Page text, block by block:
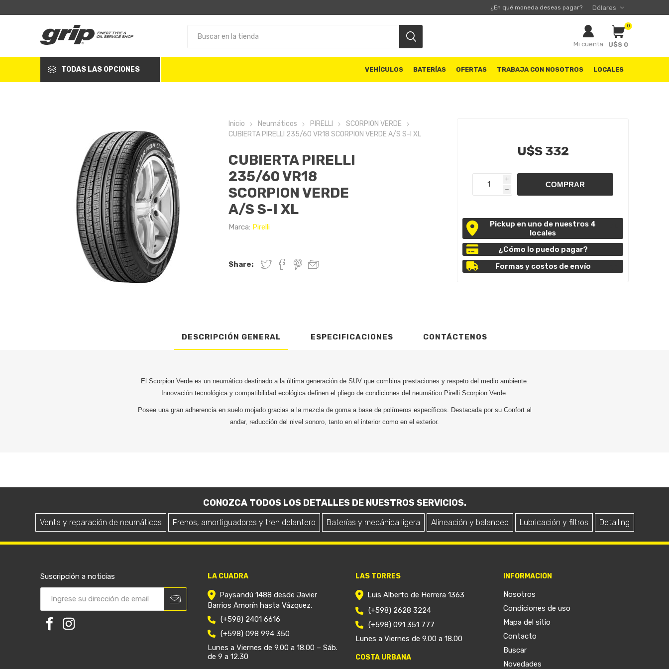
¿En qué moneda deseas pagar?
Mi cuenta
0
U$S 0
TODAS LAS OPCIONES VEHÍCULOS BATERÍAS OFERTAS TRABAJA CON NOSOTROS LOCALES
Inicio Neumáticos PIRELLI
SCORPION VERDE
CUBIERTA PIRELLI 235/60 VR18 SCORPION VERDE A/S S-I XL
CUBIERTA PIRELLI
235/60 VR18
SCORPION VERDE
A/S S-I XL
Marca: Pirelli
Share:
U$S 332
i
h
Pickup en uno de nuestros 4
locales
¿Cómo lo puedo pagar?
Formas y costos de envío
DESCRIPCIÓN GENERAL ESPECIFICACIONES CONTÁCTENOS
El Scorpion Verde es un neumático destinado a la última generación de SUV que combina prestaciones y respeto del medio ambiente.
Innovación tecnológica y compatibilidad ecológica definen el pliego de condiciones del neumático Pirelli Scorpion Verde.
Posee una gran adherencia en suelo mojado gracias a la mezcla de goma a base de polímeros específicos. Destacada por su Confort al
andar, reducción del nivel sonoro, tanto en el interior como en el exterior.
CONOZCA TODOS LOS DETALLES DE NUESTROS SERVICIOS.
Venta y reparación de neumáticos Frenos, amortiguadores y tren delantero Baterías y mecánica ligera Alineación y balanceo Lubricación y filtros Detailing
Suscripción a noticias LA CUADRA
Paysandú 1488 desde Javier
Barrios Amorín hasta Vázquez.
(+598) 2401 6616
(+598) 098 994 350
Lunes a Viernes de 9.00 a 18.00 – Sáb.
de 9 a 12.30
LAS TORRES
Luis Alberto de Herrera 1363
(+598) 2628 3224
(+598) 091 351 777
Lunes a Viernes de 9.00 a 18.00
COSTA URBANA
INFORMACIÓN
Nosotros
Condiciones de uso
Mapa del sitio
Contacto
Buscar
Novedades